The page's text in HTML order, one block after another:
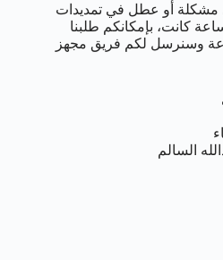
مشكلة أو عطل في تمديدات
كانت، بإمكانكم طلبنا
وقت و على مدار 24 ساعة وسنرسل لكم فريق مجهز
السالم